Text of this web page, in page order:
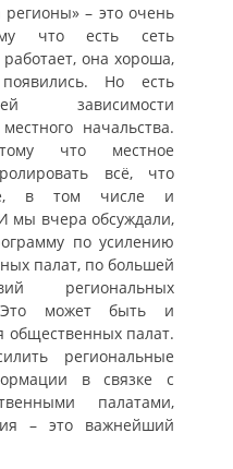
– это очень
что есть сеть
она хороша,
Но есть
зависимости
начальства.
что местное
всё, что
в том числе и
мы вчера обсуждали,
по усилению
палат, по большей
региональных
Это может быть и
общественных палат.
региональные
в связке с
палатами,
– это важнейший